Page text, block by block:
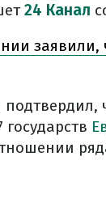
24 Канал
заявили,
государств